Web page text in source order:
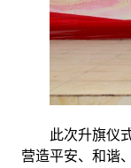
此次升旗仪
营造平安、和谐